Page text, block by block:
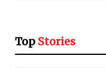
Top Stories